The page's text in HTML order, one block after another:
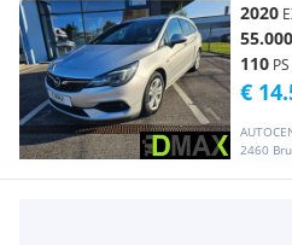
2020
55.000
110
2460
€